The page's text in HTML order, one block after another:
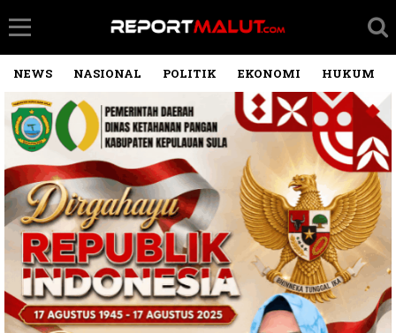
NEWS NASIONAL POLITIK EKONOMI HUKUM